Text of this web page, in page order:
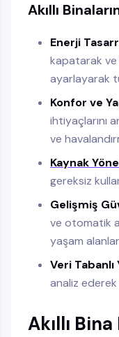
Akıllı
Enerji
kapatarak
ayarlayarak
Konfor ve
ihtiyaçlarını
ve
Kaynak
gereksiz
Gelişmiş
ve otomatik
yaşam
Veri
analiz
Akıllı